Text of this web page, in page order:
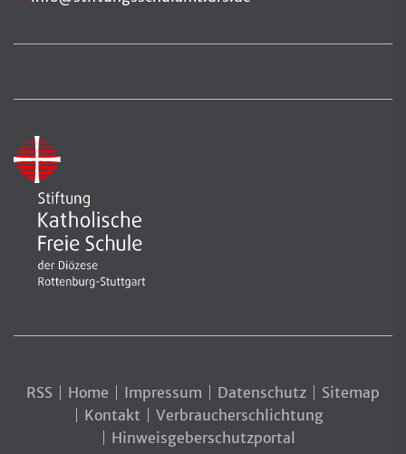
RSS Home Impressum Datenschutz
Sitemap
Kontakt
Verbraucherschlichtung
Hinweisgeberschutzportal